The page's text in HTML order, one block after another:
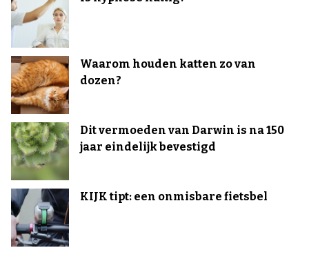
Waarom houden katten zo van
dozen?
Dit vermoeden van Darwin is na 150
jaar eindelijk bevestigd
KIJK tipt: een onmisbare fietsbel